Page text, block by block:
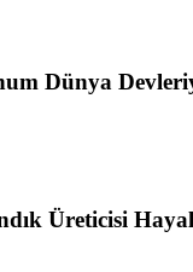
Dünya
Üreticisi Hayal